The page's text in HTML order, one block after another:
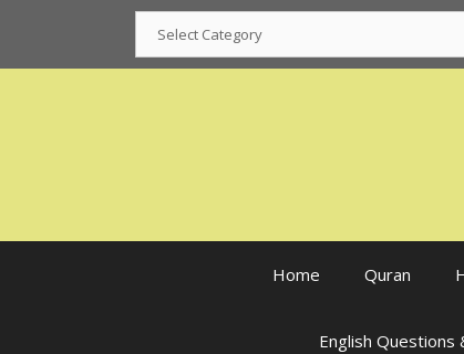
content
Home Quran
English Questions